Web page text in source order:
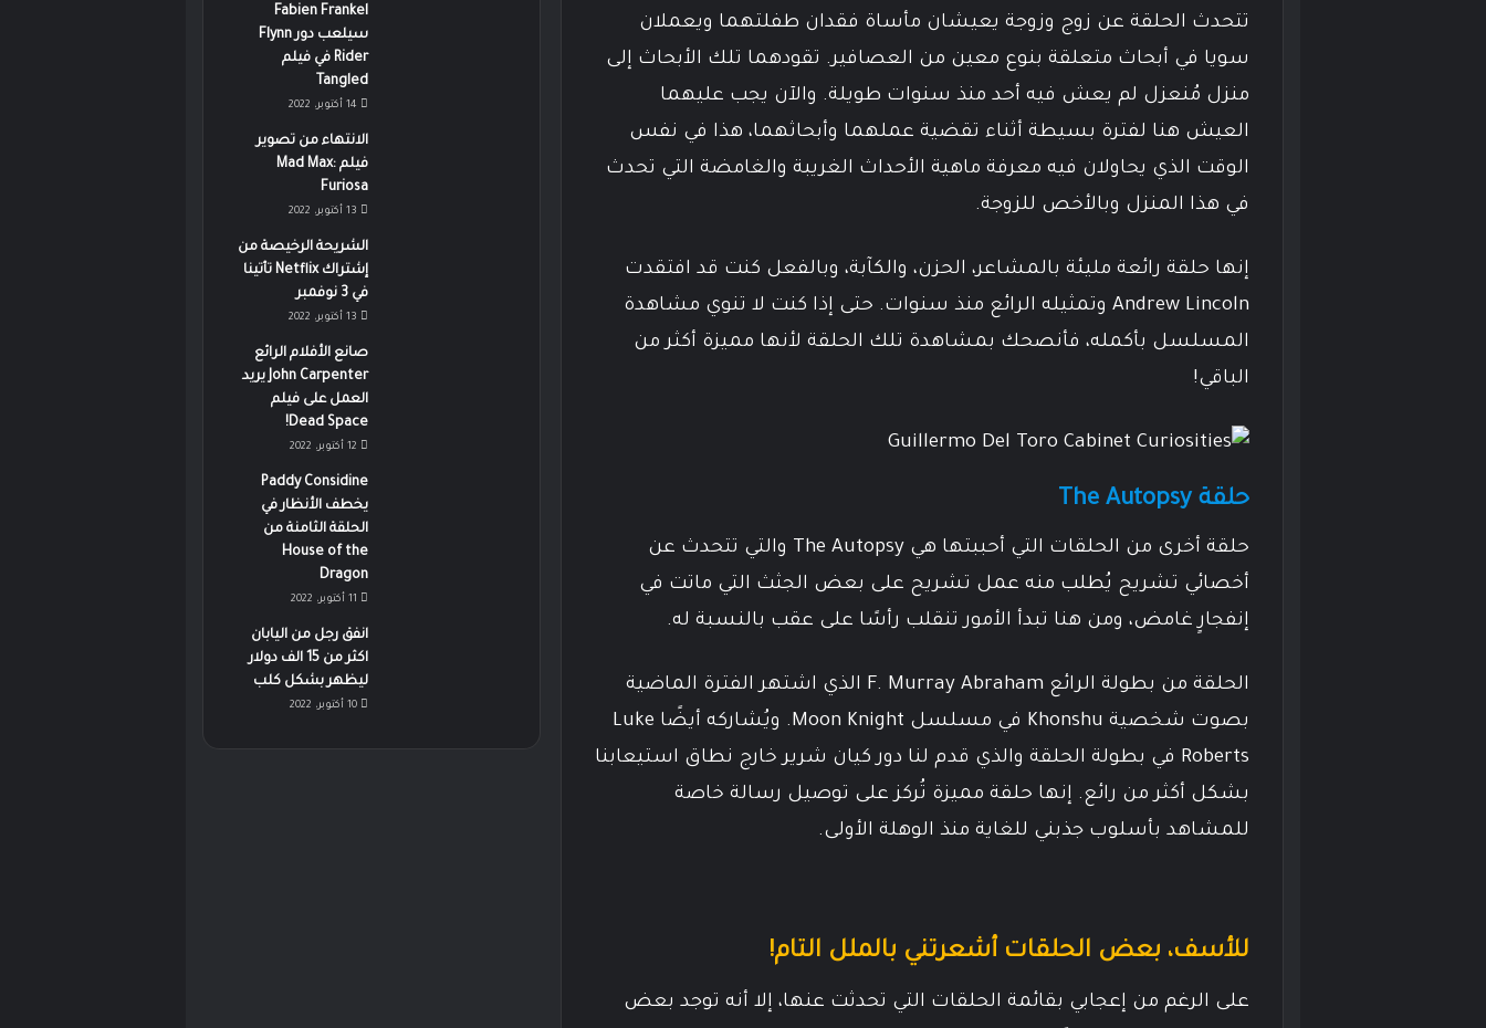
تتحدث الحلقة عن زوج وزوجة يعيشان مأساة فقدان طفلتهما ويعملان
سويا في أبحاث متعلقة بنوع معين من العصافير. تقودهما تلك الأبحاث إلى
منزل مُنعزل لم يعش فيه أحد منذ سنوات طويلة. والآن يجب عليهما
العيش هنا لفترة بسيطة أثناء تقضية عملهما وأبحاثهما، هذا في نفس
الوقت الذي يحاولان فيه معرفة ماهية الأحداث الغريبة والغامضة التي تحدث
في هذا المنزل وبالأخص للزوجة.
إنها حلقة رائعة مليئة بالمشاعر، الحزن، والكآبة، وبالفعل كنت قد افتقدت
Andrew Lincoln وتمثيله الرائع منذ سنوات. حتى إذا كنت لا تنوي مشاهدة
المسلسل بأكمله، فأنصحك بمشاهدة تلك الحلقة لأنها مميزة أكثر من
الباقي!
حلقة The Autopsy
حلقة أخرى من الحلقات التي أحببتها هي The Autopsy والتي تتحدث عن
أخصائي تشريح يُطلب منه عمل تشريح على بعض الجثث التي ماتت في
إنفجارٍ غامض، ومن هنا تبدأ الأمور تنقلب رأسًا على عقب بالنسبة له.
الحلقة من بطولة الرائع F. Murray Abraham الذي اشتهر الفترة الماضية
بصوت شخصية Khonshu في مسلسل Moon Knight. ويُشاركه أيضًا Luke
Roberts في بطولة الحلقة والذي قدم لنا دور كيان شرير خارج نطاق استيعابنا
بشكل أكثر من رائع. إنها حلقة مميزة تُركز على توصيل رسالة خاصة
للمشاهد بأسلوب جذبني للغاية منذ الوهلة الأولى.
للأسف، بعض الحلقات أشعرتني بالملل التام!
على الرغم من إعجابي بقائمة الحلقات التي تحدثت عنها، إلا أنه توجد بعض
Fabien Frankel
سيلعب دور Flynn
Rider في فيلم
Tangled
14 أكتوبر، 2022
الانتهاء من تصوير
فيلم Mad Max:
Furiosa
13 أكتوبر، 2022
الشريحة الرخيصة من
إشتراك Netflix تأتينا
في 3 نوفمبر
13 أكتوبر، 2022
صانع الأفلام الرائع
John Carpenter يريد
العمل على فيلم
Dead Space!
12 أكتوبر، 2022
Paddy Considine
يخطف الأنظار في
الحلقة الثامنة من
House of the
Dragon
11 أكتوبر، 2022
انفق رجل من اليابان
اكثر من 15 الف دولار
ليظهر بشكل كلب
10 أكتوبر، 2022